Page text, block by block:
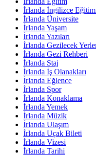
İrlanda İngilizce
İrlanda Üniversite
İrlanda Yaşam
İrlanda Yazıları
İrlanda Gezilecek
İrlanda Gezi Rehberi
İrlanda Staj
İrlanda İş Olanakları
İrlanda Eğlence
İrlanda Spor
İrlanda Konaklama
İrlanda Yemek
İrlanda Müzik
İrlanda Ulaşım
İrlanda Uçak Bileti
İrlanda Vizesi
İrlanda Tarihi